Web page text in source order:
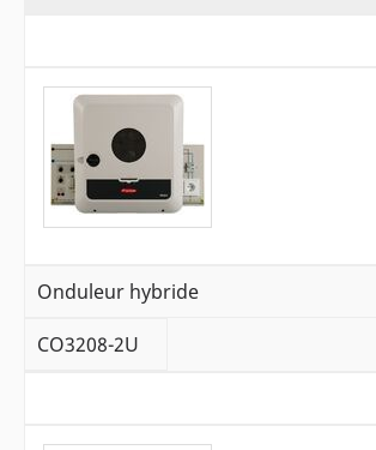
Onduleur hybride
CO3208-2U